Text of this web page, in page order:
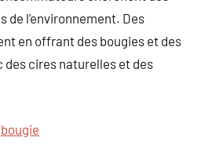
de l’environnement. Des
en offrant des bougies et des
cires naturelles et des
bougie